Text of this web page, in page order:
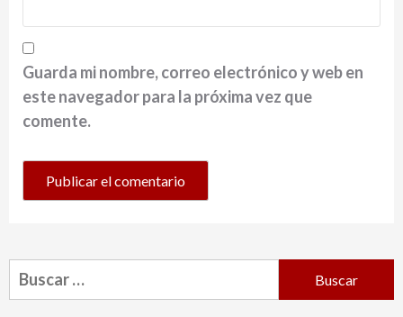
Guarda mi nombre, correo electrónico y web en
este navegador para la próxima vez que
comente.
Buscar: